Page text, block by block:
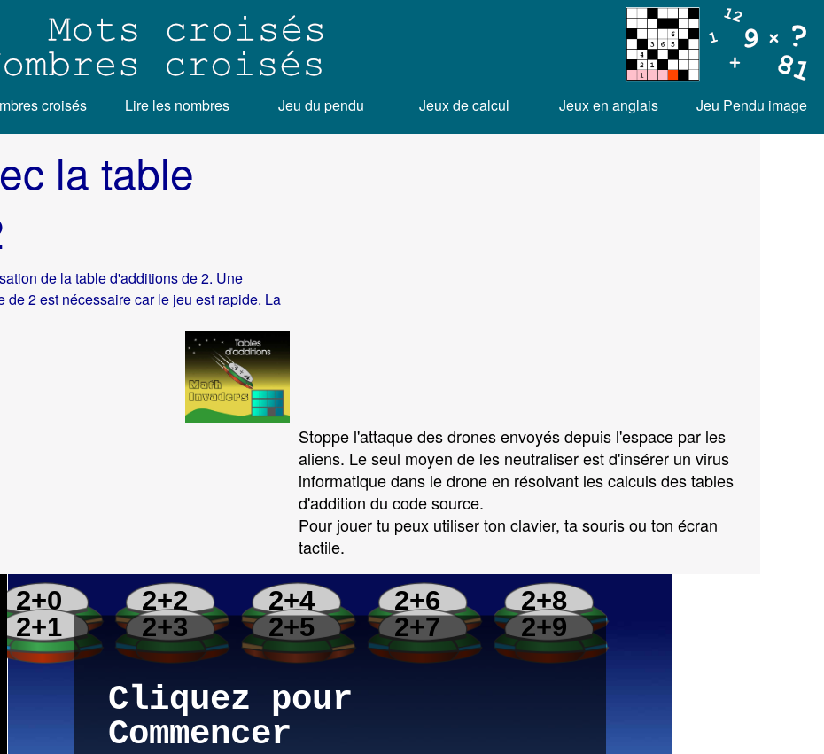
croisés Lire les nombres Jeu du pendu Jeux de calcul Jeux en anglais Jeu Pendu image
la table
de la table d'additions de 2. Une
2 est nécessaire car le jeu est rapide. La
Stoppe l'attaque des drones envoyés depuis l'espace par les
aliens. Le seul moyen de les neutraliser est d'insérer un virus
informatique dans le drone en résolvant les calculs des tables
d'addition du code source.
Pour jouer tu peux utiliser ton clavier, ta souris ou ton écran
tactile.